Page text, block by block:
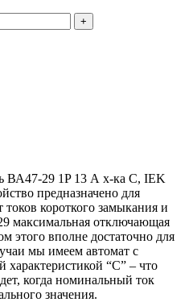
+
ВА47-29 1P 13 А х-ка C, IEK
предназначено для
короткого замыкания и
максимальная отключающая
этого вполне достаточно для
мы имеем автомат с
характеристикой “С” – что
когда номинальный ток
значения.